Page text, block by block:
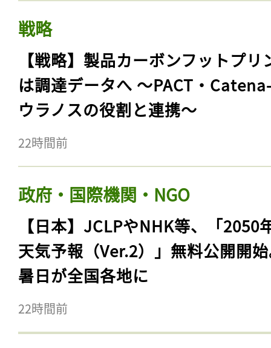
戦略
【戦略】製品カーボンフットプリ
は調達データへ 〜PACT・
ウラノスの役割と連携〜
22時間前
政府・国際機関・NGO
【日本】JCLPやNHK等、「2050
天気予報（Ver.2）」無料公開開
暑日が全国各地に
22時間前